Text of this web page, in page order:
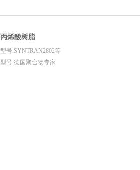
丙烯酸树脂
型号:SYNTRAN2802等
型号:德国聚合物专家